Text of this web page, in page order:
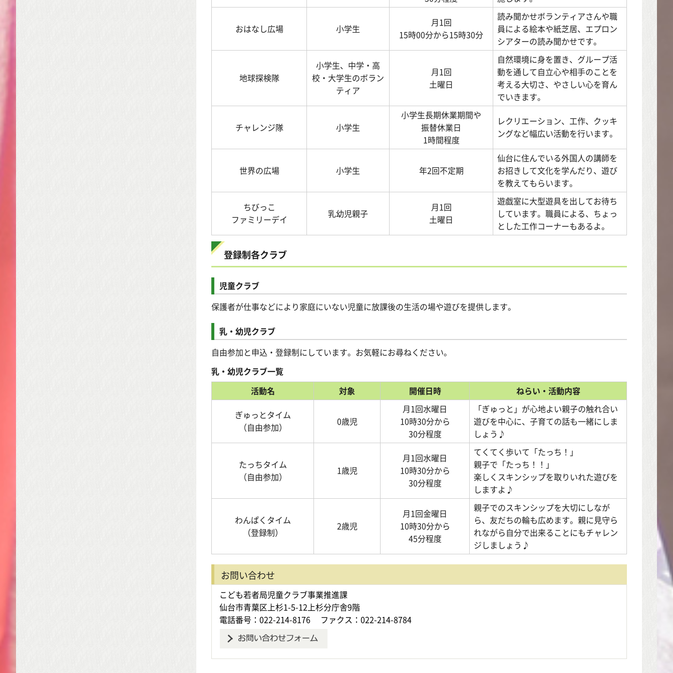
おはなし広場 小学生
月1回
15時00分から15時30分
読み聞かせボランティアさんや職
員による絵本や紙芝居、エプロン
シアターの読み聞かせです。
地球探検隊
小学生、中学・高
校・大学生のボラン
ティア
月1回
土曜日
自然環境に身を置き、グループ活
動を通して自立心や相手のことを
考える大切さ、やさしい心を育ん
でいきます。
チャレンジ隊 小学生
小学生長期休業期間や
振替休業日
1時間程度
レクリエーション、工作、クッキ
ングなど幅広い活動を行います。
世界の広場 小学生 年2回不定期
仙台に住んでいる外国人の講師を
お招きして文化を学んだり、遊び
を教えてもらいます。
ちびっこ
ファミリーデイ
乳幼児親子
月1回
土曜日
遊戯室に大型遊具を出してお待ち
しています。職員による、ちょっ
とした工作コーナーもあるよ。
登録制各クラブ
児童クラブ
保護者が仕事などにより家庭にいない児童に放課後の生活の場や遊びを提供します。
乳・幼児クラブ
自由参加と申込・登録制にしています。お気軽にお尋ねください。
乳・幼児クラブ一覧
活動名
対象 開催日時
ねらい・活動内容
ぎゅっとタイム
（自由参加）
0歳児
月1回水曜日
10時30分から
30分程度
「ぎゅっと」が心地よい親子の触れ合い
遊びを中心に、子育ての話も一緒にしま
しょう♪
たっちタイム
（自由参加）
1歳児
月1回水曜日
10時30分から
30分程度
てくてく歩いて「たっち！」
親子で「たっち！！」
楽しくスキンシップを取りいれた遊びを
しますよ♪
わんぱくタイム
（登録制）
2歳児
月1回金曜日
10時30分から
45分程度
親子でのスキンシップを大切にしなが
ら、友だちの輪も広めます。親に見守ら
れながら自分で出来ることにもチャレン
ジしましょう♪
お問い合わせ
こども若者局児童クラブ事業推進課
仙台市青葉区上杉1-5-12上杉分庁舎9階
電話番号：022-214-8176
ファクス：022-214-8784